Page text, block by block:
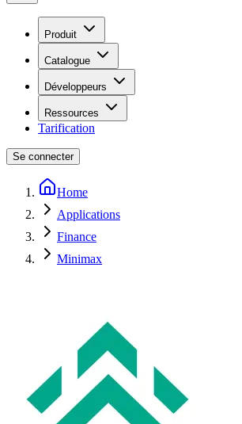
Produit
Catalogue
Développeurs
Ressources
Tarification
Se connecter
Home
Applications
Finance
Minimax